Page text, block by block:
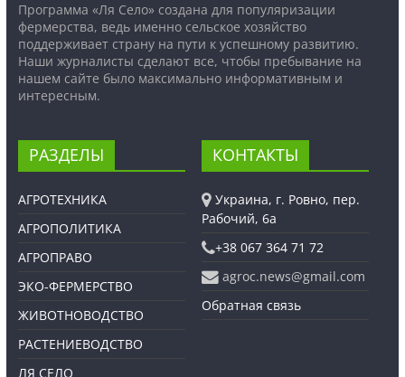
Программа «Ля Село» создана для популяризации
фермерства, ведь именно сельское хозяйство
поддерживает страну на пути к успешному развитию.
Наши журналисты сделают все, чтобы пребывание на
нашем сайте было максимально информативным и
интересным.
РАЗДЕЛЫ
АГРОТЕХНИКА
АГРОПОЛИТИКА
АГРОПРАВО
ЭКО-ФЕРМЕРСТВО
ЖИВОТНОВОДСТВО
РАСТЕНИЕВОДСТВО
ЛЯ СЕЛО
КОНТАКТЫ
Украина, г. Ровно, пер.
Рабочий, 6а
+38 067 364 71 72
agroc.news@gmail.com
Обратная связь